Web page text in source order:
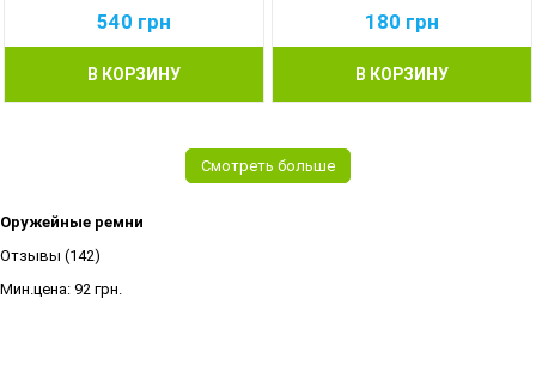
540 грн
В КОРЗИНУ
180 грн
В КОРЗИНУ
Смотреть больше
Оружейные ремни
Отзывы (142)
Мин.цена: 92 грн.